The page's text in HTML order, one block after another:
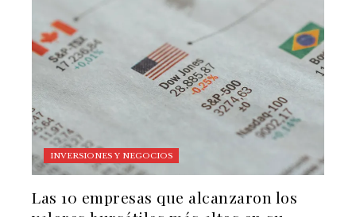
INVERSIONES Y NEGOCIOS
Las 10 empresas que alcanzaron los